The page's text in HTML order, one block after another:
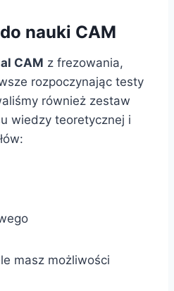
nauki CAM
CAM z frezowania,
rozpoczynając testy
również zestaw
wiedzy teoretycznej i
masz możliwości